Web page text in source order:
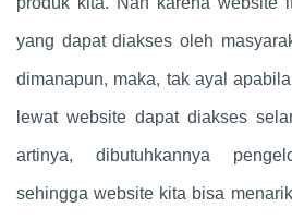
yang dapat diakses oleh
dimanapun, maka, tak ayal
lewat website dapat diakses
artinya, dibutuhkannya
sehingga website kita bisa